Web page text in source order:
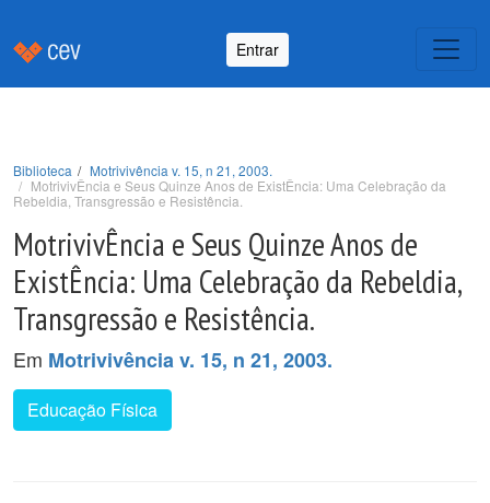
Entrar
Biblioteca
Motrivivência v. 15, n 21, 2003.
MotrivivÊncia e Seus Quinze Anos de ExistÊncia: Uma Celebração da
Rebeldia, Transgressão e Resistência.
MotrivivÊncia e Seus Quinze Anos de
ExistÊncia: Uma Celebração da Rebeldia,
Transgressão e Resistência.
Em Motrivivência v. 15, n 21, 2003.
Educação Física